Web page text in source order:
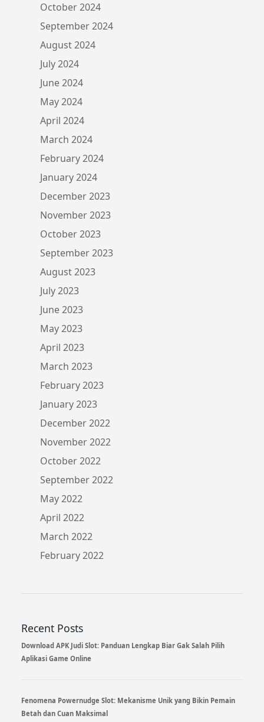
October 2024
September 2024
August 2024
July 2024
June 2024
May 2024
April 2024
March 2024
February 2024
January 2024
December 2023
November 2023
October 2023
September 2023
August 2023
July 2023
June 2023
May 2023
April 2023
March 2023
February 2023
January 2023
December 2022
November 2022
October 2022
September 2022
May 2022
April 2022
March 2022
February 2022
Recent Posts
Download APK Judi Slot: Panduan Lengkap Biar Gak Salah Pilih
Aplikasi Game Online
Fenomena Powernudge Slot: Mekanisme Unik yang Bikin Pemain
Betah dan Cuan Maksimal